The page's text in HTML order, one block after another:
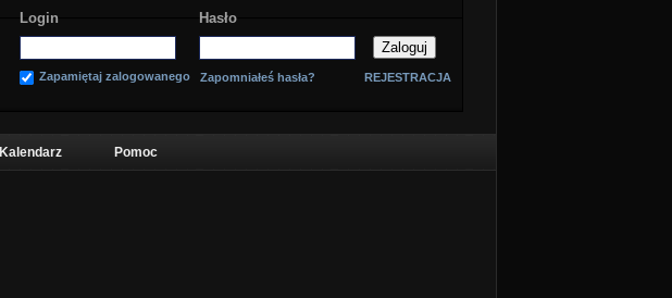
Login Hasło
Zapamiętaj zalogowanego Zapomniałeś hasła? REJESTRACJA
Kalendarz Pomoc